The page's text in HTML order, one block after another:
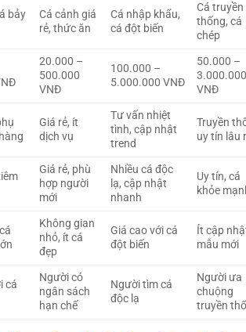
bảy
Cá cảnh giá
rẻ, thức ăn
Cá nhập khẩu,
cá đột biến
Cá truyền
thống, cá
chép
20.000 –
500.000
VNĐ
100.000 –
5.000.000 VNĐ
50.000 –
3.000.000
VNĐ
Giá rẻ, ít
dịch vụ
Tư vấn nhiệt
tình, cập nhật
trend
Truyền
uy tín lâu
Giá rẻ, phù
hợp người
mới
Nhiều cá độc
lạ, cập nhật
nhanh
Uy tín, cá
khỏe
Không gian
nhỏ, ít cá
đẹp
Giá cao với cá
đột biến
Ít cập
mẫu mới
cá
Người có
ngân sách
hạn chế
Người tìm cá
độc lạ
Người ưa
chuộng
truyền